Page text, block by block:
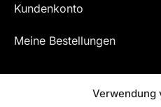
Verwendung
Kundenkonto
Meine Bestellungen